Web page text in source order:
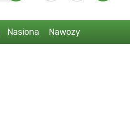
Nasiona Nawozy